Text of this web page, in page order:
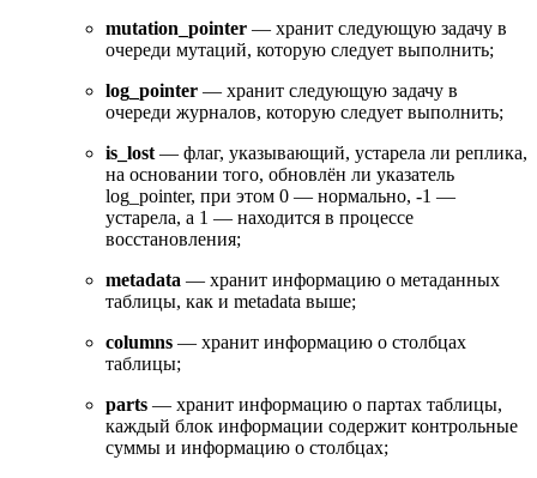
mutation_pointer — хранит следующую задачу в
очереди мутаций, которую следует выполнить;
log_pointer — хранит следующую задачу в
очереди журналов, которую следует выполнить;
is_lost— флаг, указывающий, устарела ли реплика,
на основании того, обновлён ли указатель
log_pointer, при этом 0 — нормально, -1 —
устарела, а 1 — находится в процессе
восстановления;
metadata — хранит информацию о метаданных
таблицы, как и metadata выше;
columns — хранит информацию о столбцах
таблицы;
parts — хранит информацию о партах таблицы,
каждый блок информации содержит контрольные
суммы и информацию о столбцах;